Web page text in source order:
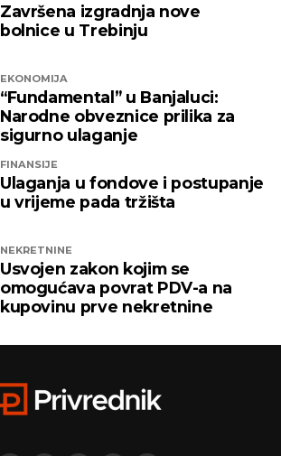
Završena izgradnja nove
bolnice u Trebinju
EKONOMIJA
“Fundamental” u Banjaluci:
Narodne obveznice prilika za
sigurno ulaganje
FINANSIJE
Ulaganja u fondove i postupanje
u vrijeme pada tržišta
NEKRETNINE
Usvojen zakon kojim se
omogućava povrat PDV-a na
kupovinu prve nekretnine